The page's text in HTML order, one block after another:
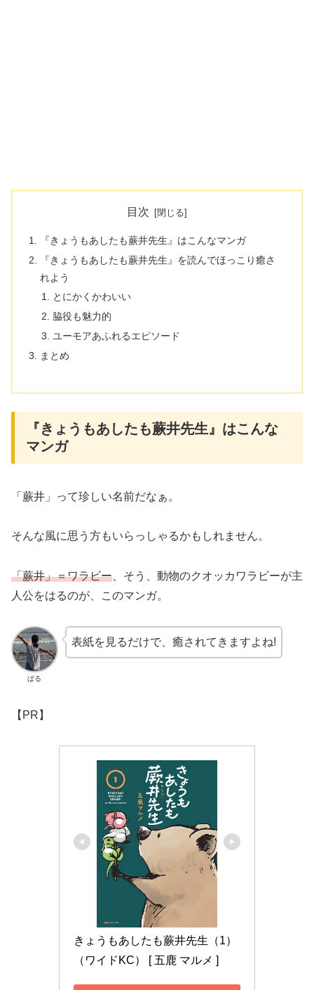
目次
『きょうもあしたも蕨井先生』はこんなマンガ
『きょうもあしたも蕨井先生』を読んでほっこり癒さ
れよう
とにかくかわいい
脇役も魅力的
ユーモアあふれるエピソード
まとめ
『きょうもあしたも蕨井先生』はこんな
マンガ
「蕨井」って珍しい名前だなぁ。
そんな風に思う方もいらっしゃるかもしれません。
「蕨井」＝ワラビー 、そう、動物のクオッカワラビーが主
人公をはるのが、このマンガ。
ぱる
表紙を見るだけで、癒されてきますよね!
【PR】
きょうもあしたも蕨井先生（1）
（ワイドKC） [ 五鹿 マルメ ]